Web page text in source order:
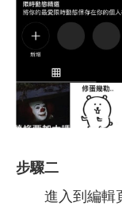
步驟二
進入到編輯頁